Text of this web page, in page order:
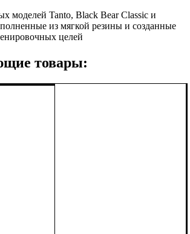
моделей Tanto, Black Bear Classic и
из мягкой резины и созданные
целей
товары: